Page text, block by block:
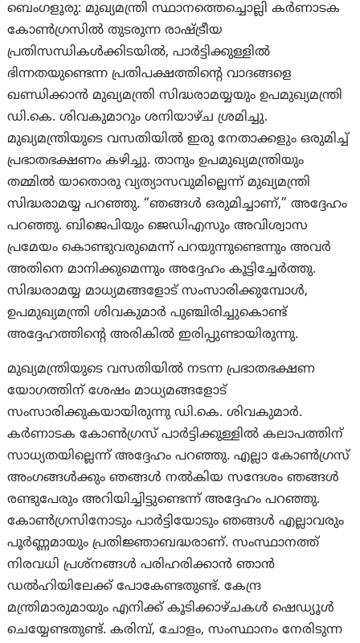
ബെംഗളൂരു: മുഖ്യമന്ത്രി സ്ഥാനത്തെച്ചൊല്ലി കർണാടക
കോൺഗ്രസിൽ തുടരുന്ന രാഷ്ട്രീയ
പ്രതിസന്ധികൾക്കിടയിൽ, പാർട്ടിക്കുള്ളിൽ
ഭിന്നതയുണ്ടെന്ന പ്രതിപക്ഷത്തിന്റെ വാദങ്ങളെ
ഖണ്ഡിക്കാൻ മുഖ്യമന്ത്രി സിദ്ധരാമയ്യയും ഉപമുഖ്യമന്ത്രി
ഡി.കെ. ശിവകുമാറും ശനിയാഴ്ച ശ്രമിച്ചു.
മുഖ്യമന്ത്രിയുടെ വസതിയിൽ ഇരു നേതാക്കളും ഒരുമിച്ച്
പ്രഭാതഭക്ഷണം കഴിച്ചു. താനും ഉപമുഖ്യമന്ത്രിയും
തമ്മിൽ യാതൊരു വ്യത്യാസവുമില്ലെന്ന് മുഖ്യമന്ത്രി
സിദ്ധരാമയ്യ പറഞ്ഞു. “ഞങ്ങൾ ഒരുമിച്ചാണ്,” അദ്ദേഹം
പറഞ്ഞു. ബിജെപിയും ജെഡിഎസും അവിശ്വാസ
പ്രമേയം കൊണ്ടുവരുമെന്ന് പറയുന്നുണ്ടെന്നും അവർ
അതിനെ മാനിക്കുമെന്നും അദ്ദേഹം കൂട്ടിച്ചേർത്തു.
സിദ്ധരാമയ്യ മാധ്യമങ്ങളോട് സംസാരിക്കുമ്പോൾ,
ഉപമുഖ്യമന്ത്രി ശിവകുമാർ പുഞ്ചിരിച്ചുകൊണ്ട്
അദ്ദേഹത്തിന്റെ അരികിൽ ഇരിപ്പുണ്ടായിരുന്നു.
മുഖ്യമന്ത്രിയുടെ വസതിയിൽ നടന്ന പ്രഭാതഭക്ഷണ
യോഗത്തിന് ശേഷം മാധ്യമങ്ങളോട്
സംസാരിക്കുകയായിരുന്നു ഡി.കെ. ശിവകുമാർ.
കർണാടക കോൺഗ്രസ് പാർട്ടിക്കുള്ളിൽ കലാപത്തിന്
സാധ്യതയില്ലെന്ന് അദ്ദേഹം പറഞ്ഞു. എല്ലാ കോൺഗ്രസ്
അംഗങ്ങൾക്കും ഞങ്ങൾ നൽകിയ സന്ദേശം ഞങ്ങൾ
രണ്ടുപേരും അറിയിച്ചിട്ടുണ്ടെന്ന് അദ്ദേഹം പറഞ്ഞു.
കോൺഗ്രസിനോടും പാർട്ടിയോടും ഞങ്ങൾ എല്ലാവരും
പൂർണ്ണമായും പ്രതിജ്ഞാബദ്ധരാണ്. സംസ്ഥാനത്ത്
നിരവധി പ്രശ്‌നങ്ങൾ പരിഹരിക്കാൻ ഞാൻ
ഡൽഹിയിലേക്ക് പോകേണ്ടതുണ്ട്. കേന്ദ്ര
മന്ത്രിമാരുമായും എനിക്ക് കൂടിക്കാഴ്ചകൾ ഷെഡ്യൂൾ
ചെയ്യേണ്ടതുണ്ട്. കരിമ്പ്, ചോളം, സംസ്ഥാനം നേരിടുന്ന